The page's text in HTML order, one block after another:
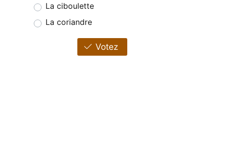
La ciboulette
La coriandre
Votez